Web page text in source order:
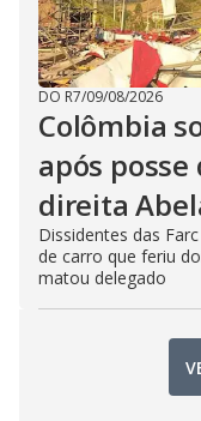
DO R7/09/08/2026
Colômbia
após
direita
Dissidentes das
de carro que feriu
matou delegado